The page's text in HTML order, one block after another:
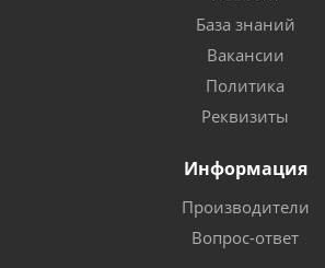
База знаний
Вакансии
Политика
Реквизиты
Информация
Производители
Вопрос-ответ